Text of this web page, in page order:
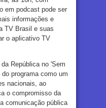
em podcast pode ser
informações e
TV Brasil e suas
o aplicativo TV
República no 'Sem
programa como um
nacionais, ao
o compromisso da
comunicação pública